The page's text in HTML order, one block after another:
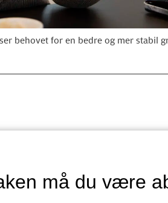
behovet for en bedre og mer stabil
må du være